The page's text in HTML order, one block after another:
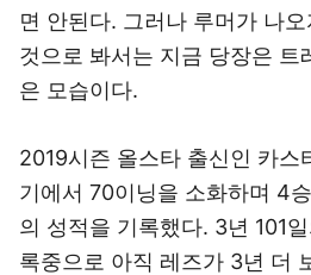
면 안된다. 그러나 루머가 나
것으로 봐서는 지금 당장은 트
은 모습이다.
2019시즌 올스타 출신인 카스
기에서 70이닝을 소화하며 4
의 성적을 기록했다. 3년 101
록중으로 아직 레즈가 3년 더